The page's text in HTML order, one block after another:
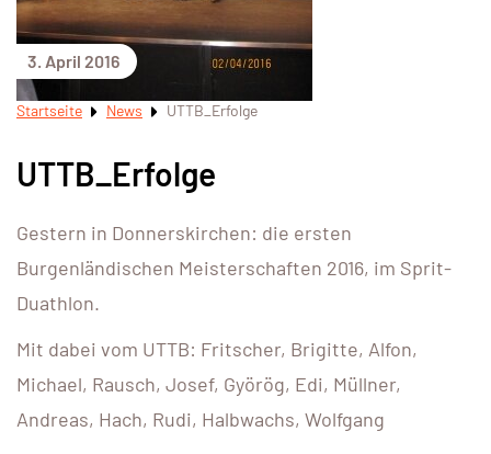
3. April 2016
Startseite News UTTB_Erfolge
UTTB_Erfolge
Gestern in Donnerskirchen: die ersten
Burgenländischen Meisterschaften 2016, im Sprit-
Duathlon.
Mit dabei vom UTTB: Fritscher, Brigitte, Alfon,
Michael, Rausch, Josef, Györög, Edi, Müllner,
Andreas, Hach, Rudi, Halbwachs, Wolfgang